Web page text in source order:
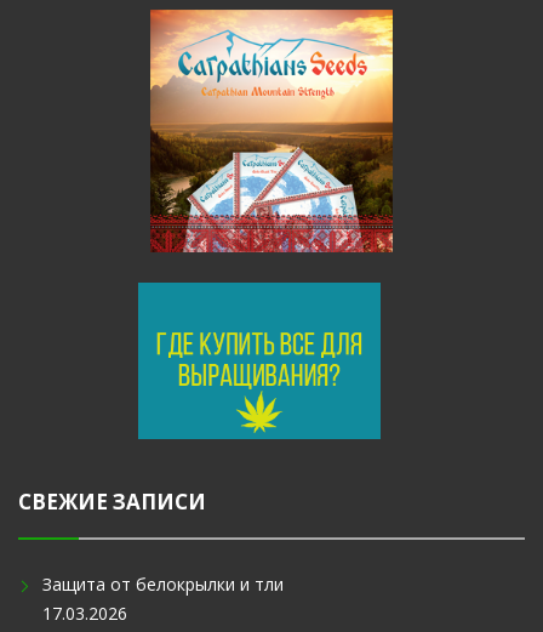
СВЕЖИЕ ЗАПИСИ
Защита от белокрылки и тли
17.03.2026